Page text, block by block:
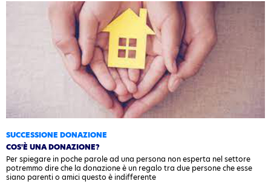
SUCCESSIONE DONAZIONE
COS'È UNA DONAZIONE?
Per spiegare in poche parole ad una persona non esperta nel settore
potremmo dire che la donazione è un regalo tra due persone che esse
siano parenti o amici questo è indifferente